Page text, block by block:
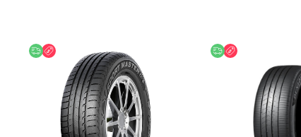
უფასო მიწოდება
ფასდაკლება უფასო მიწოდება